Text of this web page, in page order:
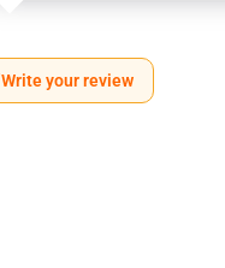
Write your review